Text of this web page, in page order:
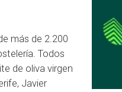
más de 2.200
Todos
de oliva virgen
Javier